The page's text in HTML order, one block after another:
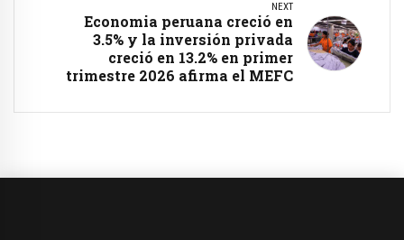
NEXT
Economia peruana creció en
3.5% y la inversión privada
creció en 13.2% en primer
trimestre 2026 afirma el MEFC